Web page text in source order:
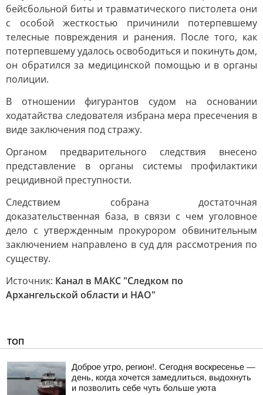
бейсбольной биты и травматического пистолета они
с особой жесткостью причинили потерпевшему
телесные повреждения и ранения. После того, как
потерпевшему удалось освободиться и покинуть дом,
он обратился за медицинской помощью и в органы
полиции.
В отношении фигурантов судом на основании
ходатайства следователя избрана мера пресечения в
виде заключения под стражу.
Органом предварительного следствия внесено
представление в органы системы профилактики
рецидивной преступности.
Следствием собрана достаточная
доказательственная база, в связи с чем уголовное
дело с утвержденным прокурором обвинительным
заключением направлено в суд для рассмотрения по
существу.
Источник: Канал в МАКС "Следком по
Архангельской области и НАО"
ТОП
Доброе утро, регион!. Сегодня воскресенье —
день, когда хочется замедлиться, выдохнуть
и позволить себе чуть больше уюта